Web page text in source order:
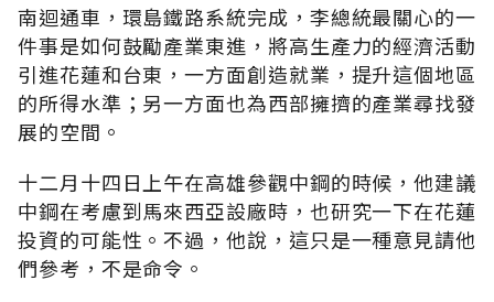
南迴通車，環島鐵路系統完成，李總統最關心的一
件事是如何鼓勵產業東進，將高生產力的經濟活動
引進花蓮和台東，一方面創造就業，提升這個地區
的所得水準；另一方面也為西部擁擠的產業尋找發
展的空間。
十二月十四日上午在高雄參觀中鋼的時候，他建議
中鋼在考慮到馬來西亞設廠時，也研究一下在花蓮
投資的可能性。不過，他說，這只是一種意見請他
們參考，不是命令。